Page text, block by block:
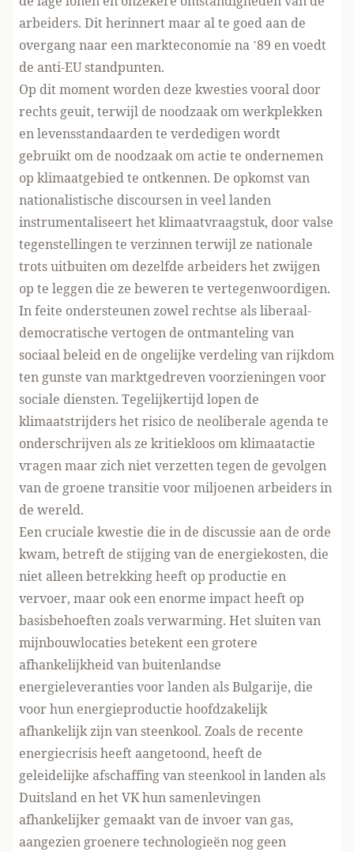
arbeiders. Dit herinnert maar al te goed aan de
overgang naar een markteconomie na ’89 en voedt
de anti-EU standpunten.
Op dit moment worden deze kwesties vooral door
rechts geuit, terwijl de noodzaak om werkplekken
en levensstandaarden te verdedigen wordt
gebruikt om de noodzaak om actie te ondernemen
op klimaatgebied te ontkennen. De opkomst van
nationalistische discoursen in veel landen
instrumentaliseert het klimaatvraagstuk, door valse
tegenstellingen te verzinnen terwijl ze nationale
trots uitbuiten om dezelfde arbeiders het zwijgen
op te leggen die ze beweren te vertegenwoordigen.
In feite ondersteunen zowel rechtse als liberaal-
democratische vertogen de ontmanteling van
sociaal beleid en de ongelijke verdeling van rijkdom
ten gunste van marktgedreven voorzieningen voor
sociale diensten. Tegelijkertijd lopen de
klimaatstrijders het risico de neoliberale agenda te
onderschrijven als ze kritiekloos om klimaatactie
vragen maar zich niet verzetten tegen de gevolgen
van de groene transitie voor miljoenen arbeiders in
de wereld.
Een cruciale kwestie die in de discussie aan de orde
kwam, betreft de stijging van de energiekosten, die
niet alleen betrekking heeft op productie en
vervoer, maar ook een enorme impact heeft op
basisbehoeften zoals verwarming. Het sluiten van
mijnbouwlocaties betekent een grotere
afhankelijkheid van buitenlandse
energieleveranties voor landen als Bulgarije, die
voor hun energieproductie hoofdzakelijk
afhankelijk zijn van steenkool. Zoals de recente
energiecrisis heeft aangetoond, heeft de
geleidelijke afschaffing van steenkool in landen als
Duitsland en het VK hun samenlevingen
afhankelijker gemaakt van de invoer van gas,
aangezien groenere technologieën nog geen